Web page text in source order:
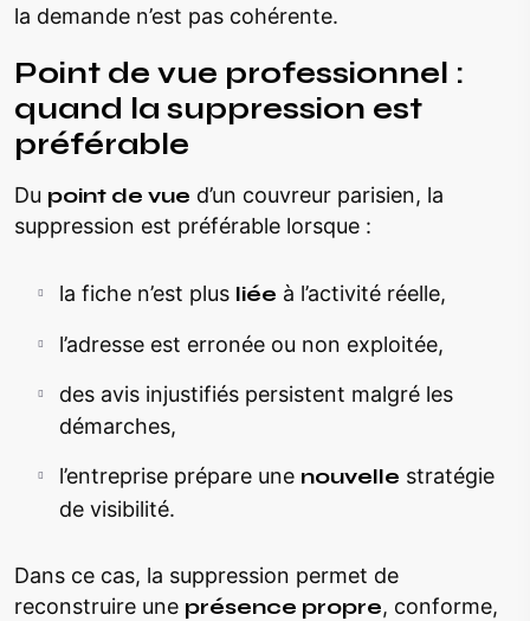
la demande n’est pas cohérente.
Point de vue professionnel :
quand la suppression est
préférable
Du point de vue d’un couvreur parisien, la
suppression est préférable lorsque :
la fiche n’est plus liée à l’activité réelle,
l’adresse est erronée ou non exploitée,
des avis injustifiés persistent malgré les
démarches,
l’entreprise prépare une nouvelle stratégie
de visibilité.
Dans ce cas, la suppression permet de
reconstruire une présence propre, conforme,